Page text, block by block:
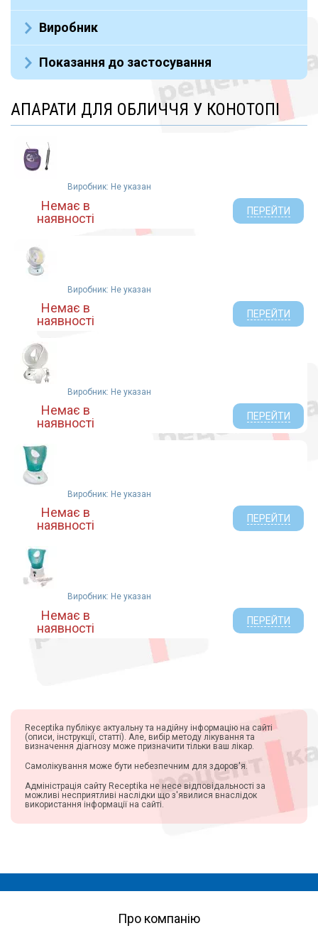
Виробник
Не указан (5)
Показання до застосування
АПАРАТИ ДЛЯ ОБЛИЧЧЯ У КОНОТОПІ
Виробник: Не указан
Немає в
наявності
ПЕРЕЙТИ
Виробник: Не указан
Немає в
наявності
ПЕРЕЙТИ
Виробник: Не указан
Немає в
наявності
ПЕРЕЙТИ
Виробник: Не указан
Немає в
наявності
ПЕРЕЙТИ
Виробник: Не указан
Немає в
наявності
ПЕРЕЙТИ
Receptika публікує актуальну та надійну інформацію на сайті
(описи, інструкції, статті). Але, вибір методу лікування та
визначення діагнозу може призначити тільки ваш лікар.
Самолікування може бути небезпечним для здоров'я.
Адміністрація сайту Receptika не несе відповідальності за
можливі несприятливі наслідки що з'явилися внаслідок
використання інформації на сайті.
Про компанію